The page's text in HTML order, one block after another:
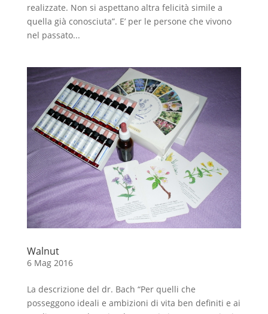
realizzate. Non si aspettano altra felicità simile a
quella già conosciuta”. E’ per le persone che vivono
nel passato...
Walnut
6 Mag 2016
La descrizione del dr. Bach “Per quelli che
posseggono ideali e ambizioni di vita ben definiti e ai